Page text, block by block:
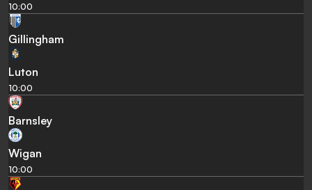
10:00
Gillingham
Luton
10:00
Barnsley
Wigan
10:00